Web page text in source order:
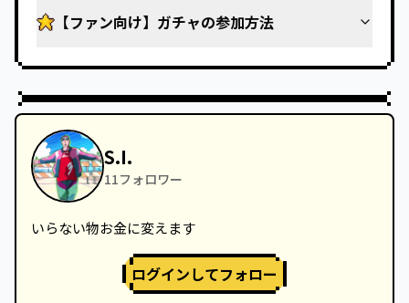
【ファン向け】ガチャの参加方法
S.I.
11フォロワー
いらない物お金に変えます
ログインしてフォロー